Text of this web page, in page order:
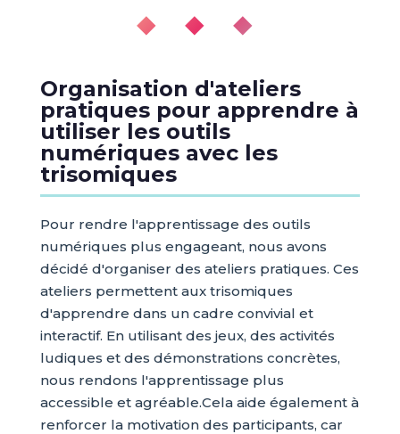
◆ ◆ ◆
Organisation d'ateliers
pratiques pour apprendre à
utiliser les outils
numériques avec les
trisomiques
Pour rendre l'apprentissage des outils
numériques plus engageant, nous avons
décidé d'organiser des ateliers pratiques. Ces
ateliers permettent aux trisomiques
d'apprendre dans un cadre convivial et
interactif. En utilisant des jeux, des activités
ludiques et des démonstrations concrètes,
nous rendons l'apprentissage plus
accessible et agréable.Cela aide également à
renforcer la motivation des participants, car